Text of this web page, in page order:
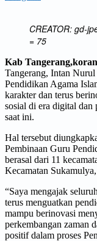
CREATOR: gd-
= 75
Kab
Tangerang, Intan
Pendidikan Agama
karakter dan terus
sosial di era digital dan
saat ini.
Hal tersebut
Pembinaan Guru
berasal dari 11
Kecamatan
“Saya mengajak
terus menguatkan
mampu berinovasi
perkembangan zaman
positif dalam proses